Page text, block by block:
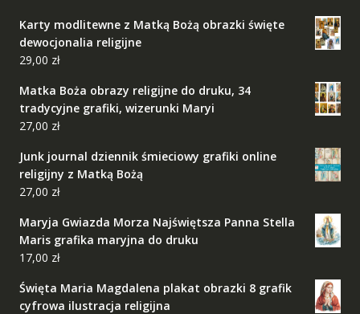
Karty modlitewne z Matką Bożą obrazki święte
dewocjonalia religijne
29,00 zł
Matka Boża obrazy religijne do druku, 34
tradycyjne grafiki, wizerunki Maryi
27,00 zł
Junk journal dziennik śmieciowy grafiki online
religijny z Matką Bożą
27,00 zł
Maryja Gwiazda Morza Najświętsza Panna Stella
Maris grafika maryjna do druku
17,00 zł
Święta Maria Magdalena plakat obrazki 8 grafik
cyfrowa ilustracja religijna